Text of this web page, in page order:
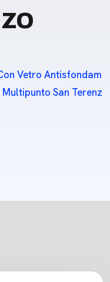
Vetro Antisfondam
San Terenz